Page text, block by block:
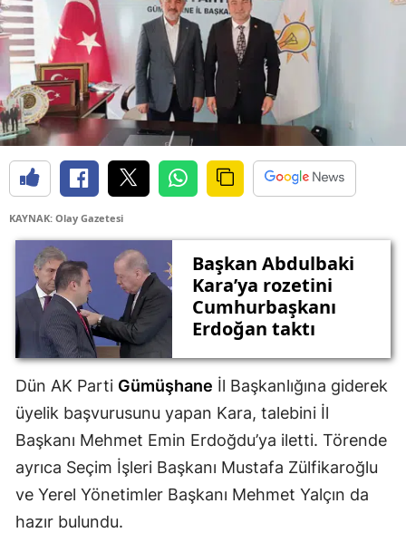
Erzincan
Erzurum
Eskişehir
Gaziantep
Giresun
Gümüşhane
Hakkari
Hatay
Isparta
İstanbul
İzmir
Kars
Kastamonu
KAYNAK: Olay Gazetesi
Başkan Abdulbaki
Kara’ya rozetini
Cumhurbaşkanı
Erdoğan taktı
Dün AK Parti Gümüşhane İl Başkanlığına giderek
üyelik başvurusunu yapan Kara, talebini İl
Başkanı Mehmet Emin Erdoğdu’ya iletti. Törende
ayrıca Seçim İşleri Başkanı Mustafa Zülfikaroğlu
ve Yerel Yönetimler Başkanı Mehmet Yalçın da
hazır bulundu.